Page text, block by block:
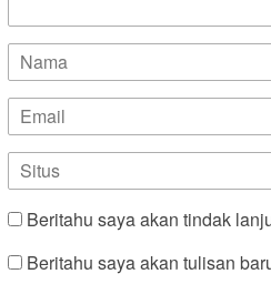
Beritahu saya akan tindak
Beritahu saya akan tulisan